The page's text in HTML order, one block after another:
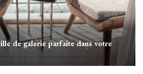
de galerie parfaite dans votre